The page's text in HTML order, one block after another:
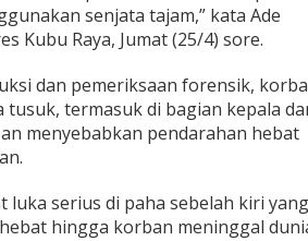
senjata tajam,” kata Ade
Kubu Raya, Jumat (25/4) sore.
dan pemeriksaan forensik,
tusuk, termasuk di bagian kepala
menyebabkan pendarahan hebat
luka serius di paha sebelah kiri yang
hingga korban meninggal